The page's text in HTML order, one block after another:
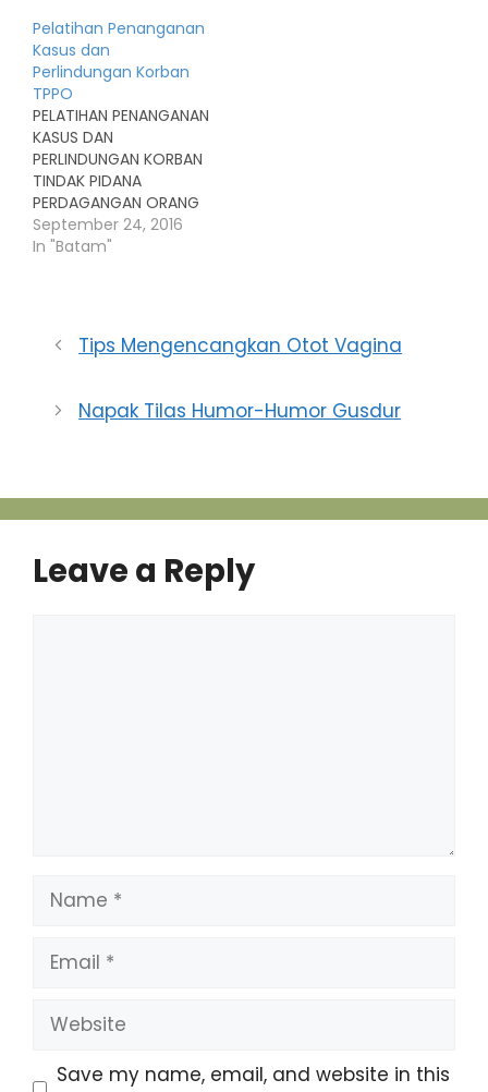
Bonjol dimulai dari jam
6 hingga 9 pagi. Go
Green adalah tema
acara car free day
untuk bulan Maret ini,
Sweeping Walk…
Pelatihan Penanganan
Kasus dan
Perlindungan Korban
TPPO
PELATIHAN PENANGANAN
KASUS DAN
PERLINDUNGAN KORBAN
TINDAK PIDANA
PERDAGANGAN ORANG
BAGI PENGADAAN
LAYANAN KESEHATAN
--------------------
--------------------
--------------------
--------------------
melalui email paling
September 24, 2016
In "Batam"
Tips Mengencangkan Otot Vagina
Napak Tilas Humor-Humor Gusdur
Leave a Reply
Name
Email
Website
Save my name, email, and website in this